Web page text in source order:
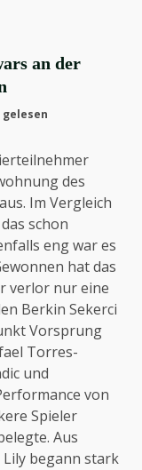
an der
gelesen
des
Im Vergleich
schon
eng war es
hat das
verlor nur eine
Berkin Sekerci
Vorsprung
Torres-
und
von
Spieler
Aus
Lily begann stark